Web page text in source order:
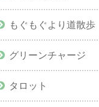
もぐもぐより道散歩
グリーンチャージ
タロット